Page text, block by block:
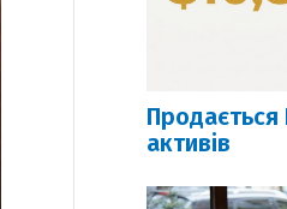
Продається
активів